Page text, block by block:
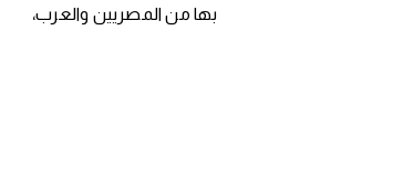
بها من المصريين والعرب،